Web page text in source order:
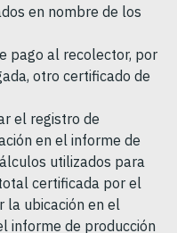
en nombre de los
pago al recolector, por
otro certificado de
el registro de
en el informe de
utilizados para
certificada por el
la ubicación en el
informe de producción